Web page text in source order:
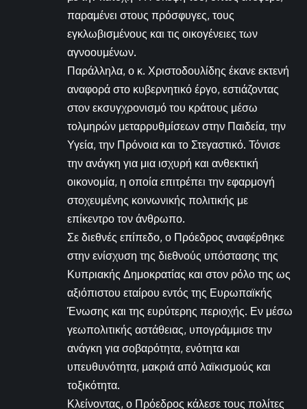
παραμένει στους πρόσφυγες, τους
εγκλωβισμένους και τις οικογένειες των
αγνοουμένων.
Παράλληλα, ο κ. Χριστοδουλίδης έκανε εκτενή
αναφορά στο κυβερνητικό έργο, εστιάζοντας
στον εκσυγχρονισμό του κράτους μέσω
τολμηρών μεταρρυθμίσεων στην Παιδεία, την
Υγεία, την Πρόνοια και το Στεγαστικό. Τόνισε
την ανάγκη για μια ισχυρή και ανθεκτική
οικονομία, η οποία επιτρέπει την εφαρμογή
στοχευμένης κοινωνικής πολιτικής με
επίκεντρο τον άνθρωπο.
Σε διεθνές επίπεδο, ο Πρόεδρος αναφέρθηκε
στην ενίσχυση της διεθνούς υπόστασης της
Κυπριακής Δημοκρατίας και στον ρόλο της ως
αξιόπιστου εταίρου εντός της Ευρωπαϊκής
Ένωσης και της ευρύτερης περιοχής. Εν μέσω
γεωπολιτικής αστάθειας, υπογράμμισε την
ανάγκη για σοβαρότητα, ενότητα και
υπευθυνότητα, μακριά από λαϊκισμούς και
τοξικότητα.
Κλείνοντας, ο Πρόεδρος κάλεσε τους πολίτες